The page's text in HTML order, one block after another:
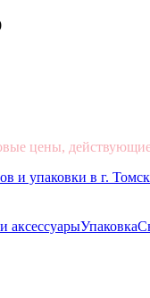
цены,
аксессуарыУпаковка